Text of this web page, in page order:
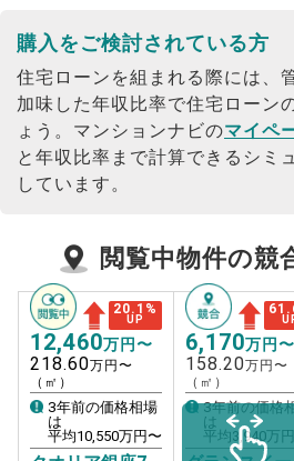
購入をご検討されている方
住宅ローンを組まれる際には、
加味した年収比率で住宅ローン
ょう。 マンションナビのマイペ
と年収比率まで計算できるシミ
しています。
閲覧中物件の競
20.1 %
UP
12,460万円〜
218.60万円〜
（㎡）
3年前の価格相場
は
平均10,550万円〜
6,170万円〜
158.20万円〜
（㎡）
3年前の価格
は
平均3,940万